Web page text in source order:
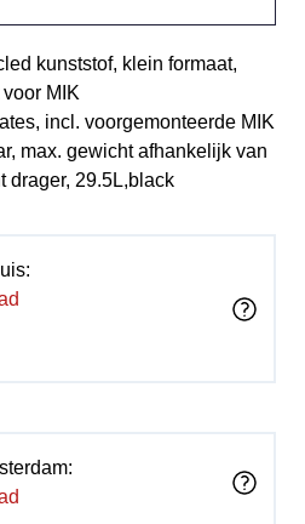
kunststof, klein formaat,
MIK
incl. voorgemonteerde MIK
max. gewicht afhankelijk van
drager, 29.5L,black